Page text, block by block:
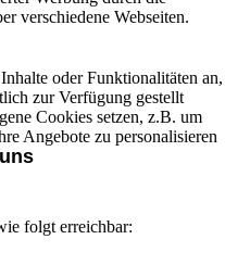
folgt erreichbar:
verschiedene Webseiten.
oder Funktionalitäten an,
zur Verfügung gestellt
Cookies setzen, z.B. um
Angebote zu personalisieren